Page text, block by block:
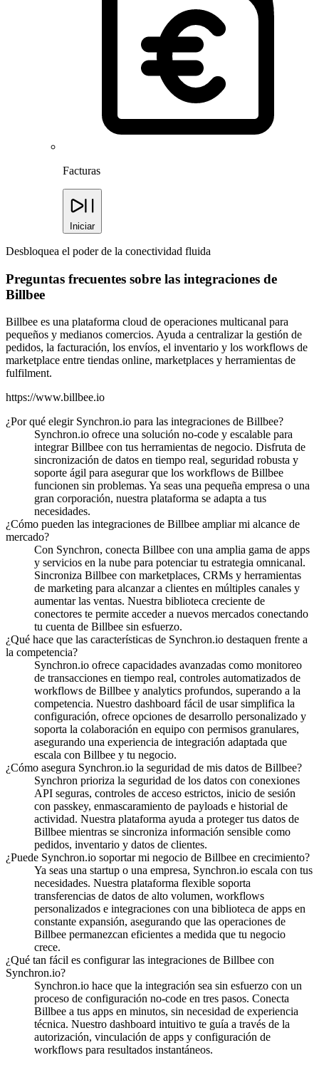
Facturas
Iniciar
Desbloquea el poder de la conectividad fluida
Preguntas frecuentes sobre las integraciones de
Billbee
Billbee es una plataforma cloud de operaciones multicanal para
pequeños y medianos comercios. Ayuda a centralizar la gestión de
pedidos, la facturación, los envíos, el inventario y los workflows de
marketplace entre tiendas online, marketplaces y herramientas de
fulfilment.
https://www.billbee.io
¿Por qué elegir Synchron.io para las integraciones de Billbee?
Synchron.io ofrece una solución no-code y escalable para
integrar Billbee con tus herramientas de negocio. Disfruta de
sincronización de datos en tiempo real, seguridad robusta y
soporte ágil para asegurar que los workflows de Billbee
funcionen sin problemas. Ya seas una pequeña empresa o una
gran corporación, nuestra plataforma se adapta a tus
necesidades.
¿Cómo pueden las integraciones de Billbee ampliar mi alcance de
mercado?
Con Synchron, conecta Billbee con una amplia gama de apps
y servicios en la nube para potenciar tu estrategia omnicanal.
Sincroniza Billbee con marketplaces, CRMs y herramientas
de marketing para alcanzar a clientes en múltiples canales y
aumentar las ventas. Nuestra biblioteca creciente de
conectores te permite acceder a nuevos mercados conectando
tu cuenta de Billbee sin esfuerzo.
¿Qué hace que las características de Synchron.io destaquen frente a
la competencia?
Synchron.io ofrece capacidades avanzadas como monitoreo
de transacciones en tiempo real, controles automatizados de
workflows de Billbee y analytics profundos, superando a la
competencia. Nuestro dashboard fácil de usar simplifica la
configuración, ofrece opciones de desarrollo personalizado y
soporta la colaboración en equipo con permisos granulares,
asegurando una experiencia de integración adaptada que
escala con Billbee y tu negocio.
¿Cómo asegura Synchron.io la seguridad de mis datos de Billbee?
Synchron prioriza la seguridad de los datos con conexiones
API seguras, controles de acceso estrictos, inicio de sesión
con passkey, enmascaramiento de payloads e historial de
actividad. Nuestra plataforma ayuda a proteger tus datos de
Billbee mientras se sincroniza información sensible como
pedidos, inventario y datos de clientes.
¿Puede Synchron.io soportar mi negocio de Billbee en crecimiento?
Ya seas una startup o una empresa, Synchron.io escala con tus
necesidades. Nuestra plataforma flexible soporta
transferencias de datos de alto volumen, workflows
personalizados e integraciones con una biblioteca de apps en
constante expansión, asegurando que las operaciones de
Billbee permanezcan eficientes a medida que tu negocio
crece.
¿Qué tan fácil es configurar las integraciones de Billbee con
Synchron.io?
Synchron.io hace que la integración sea sin esfuerzo con un
proceso de configuración no-code en tres pasos. Conecta
Billbee a tus apps en minutos, sin necesidad de experiencia
técnica. Nuestro dashboard intuitivo te guía a través de la
autorización, vinculación de apps y configuración de
workflows para resultados instantáneos.